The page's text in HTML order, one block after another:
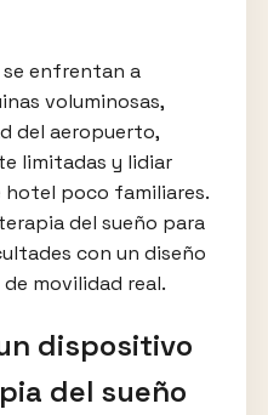
enfrentan a
voluminosas,
del aeropuerto,
limitadas y lidiar
poco familiares.
del sueño para
con un diseño
movilidad real.
dispositivo
del sueño